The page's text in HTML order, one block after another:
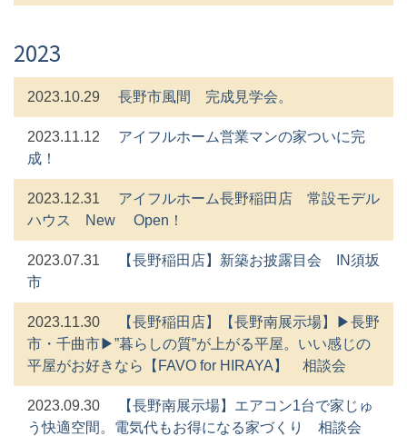
2023
2023.10.29 長野市風間 完成見学会。
2023.11.12
アイフルホーム営業マンの家ついに完
成！
2023.12.31
アイフルホーム長野稲田店 常設モデル
ハウス New Open！
2023.07.31
【長野稲田店】新築お披露目会 IN須坂
市
2023.11.30
【長野稲田店】【長野南展示場】▶長野
市・千曲市▶”暮らしの質”が上がる平屋。いい感じの
平屋がお好きなら【FAVO for HIRAYA】 相談会
2023.09.30
【長野南展示場】エアコン1台で家じゅ
う快適空間。電気代もお得になる家づくり 相談会